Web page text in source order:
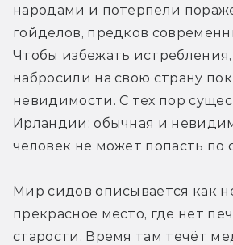
народами и потерпели
гойделов, предков
Чтобы избежать истребления,
набросили на свою страну
невидимости. С тех пор
Ирландии: обычная и
человек не может попасть по
Мир сидов описывается как
прекрасное место, где нет
старости. Время там течёт